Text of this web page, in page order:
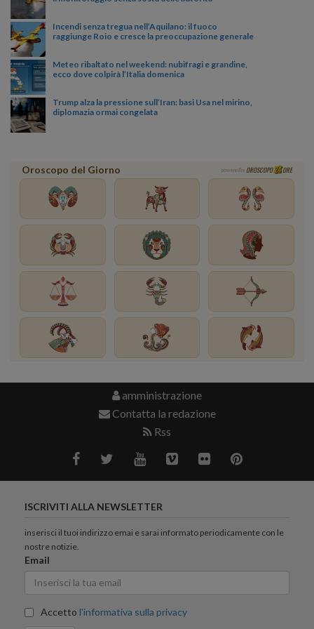
Incendi senza tregua nell’Aquilano: il fuoco
raggiunge Roio e cresce la preoccupazione generale
Meteo ribaltato nel weekend: nubifragi e grandine,
ecco dove colpirà l’Italia domenica
Trump alza la pressione sull’Iran: basi Usa nel mirino,
diplomazia ormai congelata
Oroscopo del Giorno powered by OROSCOPO ORE
amministrazione
Contatta la redazione
Rss
ISCRIVITI ALLA NEWSLETTER
inserisci il tuoi indirizzo emai e sarai informato periodicamente con le
nostre notizie.
Email
Accetto l'informativa sulla privacy